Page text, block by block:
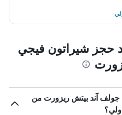
حجز شيراتون فيجي
آند بيتش ريزورت من